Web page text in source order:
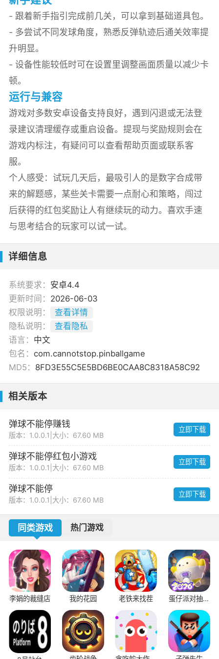
- 跟着新手指引完成前几关，可以拿到基础道具包。
- 多尝试不同发球角度，熟悉反弹轨迹后通关效率提
升明显。
- 设备性能较低时可在设置里调整画面质量以减少卡
顿。
运行与兼容
游戏对多数安卓设备支持良好，遇到闪退或无法登
录建议清理缓存或重启设备。提现与奖励规则会在
游戏内标注，有疑问可以查看帮助页面或联系客
服。
个人感受：试玩几天后，最吸引人的是数字合成带
来的解题感，某些关卡需要一点耐心和策略，闯过
后获得的红包奖励让人有继续玩的动力。喜欢手速
与思考结合的玩家可以试一试。
详细信息
系统要求： 安卓4.4
更新时间： 2026-06-03
权限说明：
查看详情
隐私说明：
查看隐私
语言： 中文
包名： com.cannotstop.pinballgame
MD5： 8FD3E55C5E5BD6BE0CAA8C8318A58C92
相关版本
弹球不能停赚钱
版本：1.0.0.1 大小：67.60 MB
立即下载
弹球不能停红包小游戏
版本：1.0.0.1 大小：67.60 MB
立即下载
弹球不能停
版本：1.0.0.1 大小：67.60 MB
立即下载
同类游戏 热门游戏
李娟的裁缝店 我的花园 老铁来找茬
蛋仔派对抽盲
盒模拟器